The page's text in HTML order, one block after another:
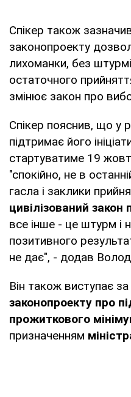
Спікер також
законопроекту
лихоманки, без
остаточного
змінює закон про
Спікер пояснив, що у
підтримає його
стартуватиме 19
"спокійно, не в
гасла і заклики
цивілізований закон
все інше - це штурм і
позитивного
не дає", - додав
Він також виступає
законопроекту про
прожиткового
призначенням